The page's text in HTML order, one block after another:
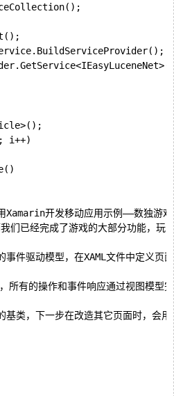
i++)
开发移动应用示例——数独游戏
已经完成了游戏的大部分功能，玩
事件驱动模型，在XAML文件中定义
，所有的操作和事件响应通过视图模
基类，下一步在改造其它页面时，会